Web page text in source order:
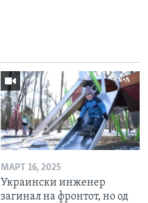
МАРТ 16, 2025
Украински инженер
загинал на фронтот, но од